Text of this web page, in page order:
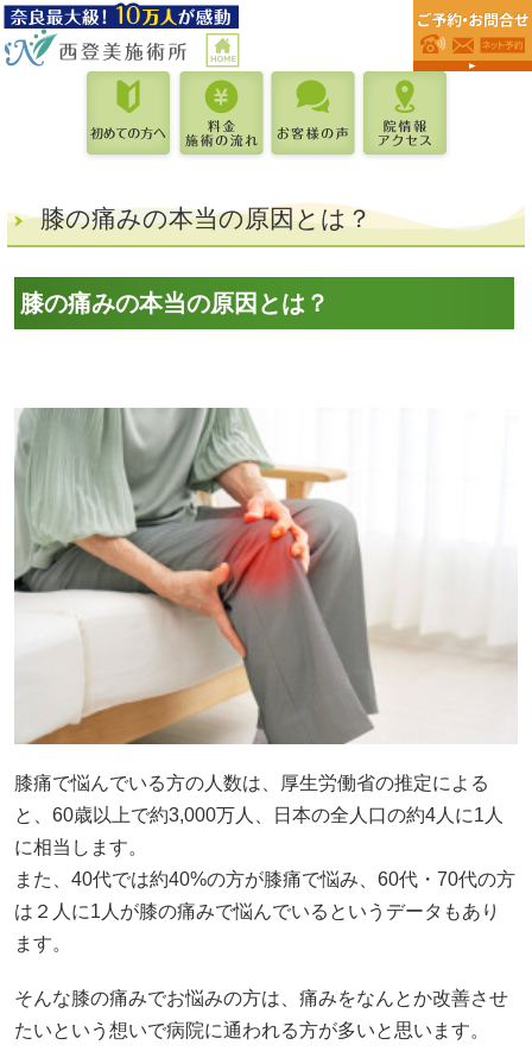
膝の痛みの本当の原因とは？
膝の痛みの本当の原因とは？
膝痛で悩んでいる方の人数は、厚生労働省の推定による
と、60歳以上で約3,000万人、日本の全人口の約4人に1人
に相当します。
また、40代では約40%の方が膝痛で悩み、60代・70代の方
は２人に1人が膝の痛みで悩んでいるというデータもあり
ます。
そんな膝の痛みでお悩みの方は、痛みをなんとか改善させ
たいという想いで病院に通われる方が多いと思います。